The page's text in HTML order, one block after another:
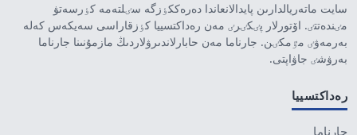
سايت ماتەريالدارىن پايدالانعاندا دەرەككٶزگە سٸلتەمە كٶرسەتۋ
مٸندەتتٸ. اۆتورلار پٸكٸرٸ مەن رەداكتسييا كٶزقاراسى سەيكەس كەلە
بەرمەۋٸ مٷمكٸن. جارناما مەن حابارلاندىرۋلاردىڭ مازمۇنىنا جارناما
بەرۋشٸ جاۋاپتى.
رەداكتسييا
جارناما